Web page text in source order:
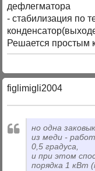
дефлегматора
- стабилизация по
Решается простым
figlimigli2004
но одна
из меди -
0,5 градуса,
и при этом
порядка 1 кВт